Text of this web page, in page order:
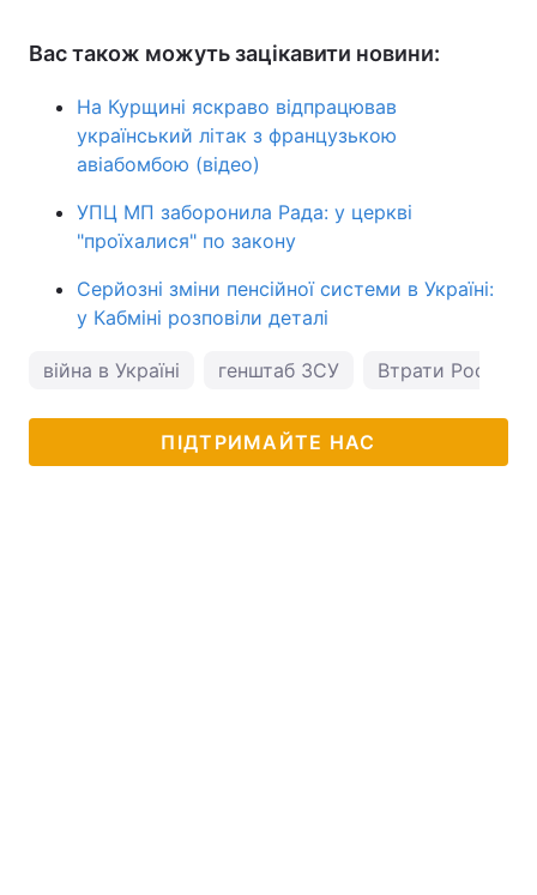
Вас також можуть зацікавити новини:
На Курщині яскраво відпрацював
український літак з французькою
авіабомбою (відео)
УПЦ МП заборонила Рада: у церкві
"проїхалися" по закону
Серйозні зміни пенсійної системи в Україні:
у Кабміні розповіли деталі
війна в Україні генштаб ЗСУ Втрати Росії в
ПІДТРИМАЙТЕ НАС